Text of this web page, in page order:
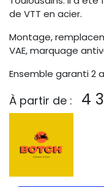
de VTT en acier.
Montage,
VAE, marquage
Ensemble garanti 2
À partir de : 4